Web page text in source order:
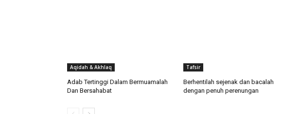
Aqidah & Akhlaq
Adab Tertinggi Dalam Bermuamalah
Dan Bersahabat
Tafsir
Berhentilah sejenak dan bacalah
dengan penuh perenungan